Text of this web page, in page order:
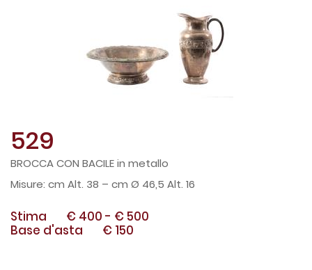
529
BROCCA CON BACILE in metallo
cm Alt. 38 – cm Ø 46,5 Alt. 16
Stima € 400 - € 500
Base d'asta
€ 150